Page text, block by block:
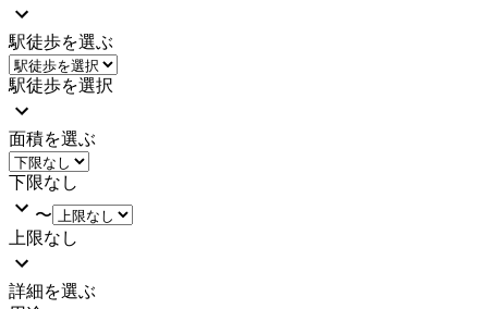
駅徒歩を選ぶ
駅徒歩を選択
面積を選ぶ
下限なし
〜
上限なし
詳細を選ぶ